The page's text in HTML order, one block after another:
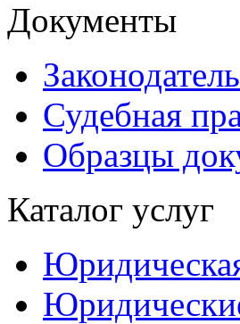
Документы
Судебная
Образцы
Каталог услуг